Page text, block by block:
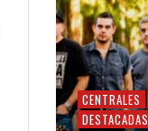
CENTRALES
DESTACADAS